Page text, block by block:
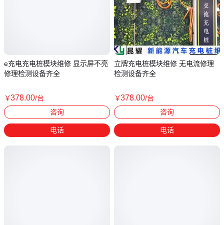
e充电充电桩模块维修 显示屏不亮
修理检测设备齐全
￥378.00/台
江苏常州
咨询
电话
立牌充电桩模块维修 无电流修理
检测设备齐全
￥378.00/台
江苏常州
咨询
电话